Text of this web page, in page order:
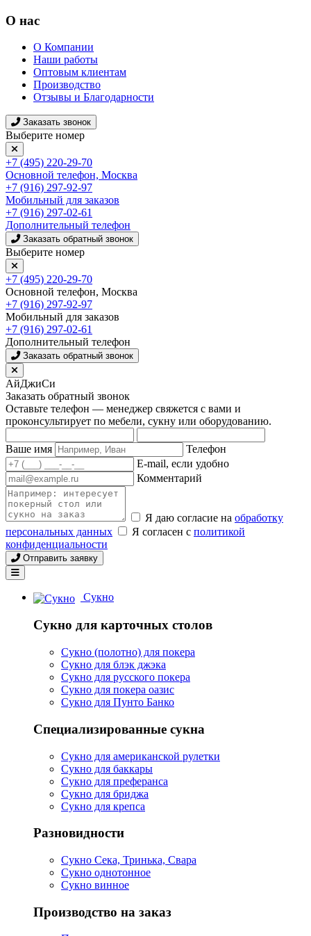
О нас
О Компании
Наши работы
Оптовым клиентам
Производство
Отзывы и Благодарности
Заказать звонок
Выберите номер
+7 (495) 220-29-70
Основной телефон, Москва
+7 (916) 297-92-97
Мобильный для заказов
+7 (916) 297-02-61
Дополнительный телефон
Заказать обратный звонок
Выберите номер
+7 (495) 220-29-70
Основной телефон, Москва
+7 (916) 297-92-97
Мобильный для заказов
+7 (916) 297-02-61
Дополнительный телефон
Заказать обратный звонок
АйДжиСи
Заказать обратный звонок
Оставьте телефон — менеджер свяжется с вами и
проконсультирует по мебели, сукну или оборудованию.
Ваше имя
Телефон
E-mail, если удобно
Комментарий
Я даю согласие на обработку
персональных данных
Я согласен с политикой
конфиденциальности
Отправить заявку
Сукно
Сукно для карточных столов
Сукно (полотно) для покера
Сукно для блэк джэка
Сукно для русского покера
Сукно для покера оазис
Сукно для Пунто Банко
Специализированные сукна
Сукно для американской рулетки
Сукно для баккары
Сукно для преферанса
Сукно для бриджа
Сукно для крепса
Разновидности
Сукно Сека, Тринька, Свара
Сукно однотонное
Сукно винное
Производство на заказ